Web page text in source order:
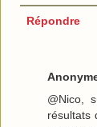
Répondre
@Nico,
résultats